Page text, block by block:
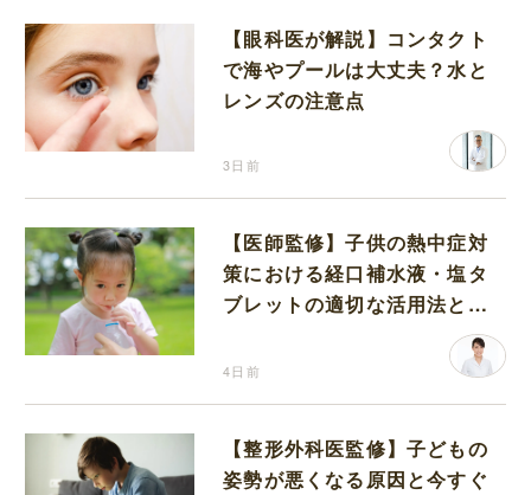
【眼科医が解説】コンタクト
で海やプールは大丈夫？水と
レンズの注意点
3日前
【医師監修】子供の熱中症対
策における経口補水液・塩タ
ブレットの適切な活用法と水
4日前
【整形外科医監修】子どもの
姿勢が悪くなる原因と今すぐ